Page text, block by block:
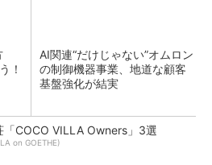
！
AI関連“だけじゃない”オムロン
の制御機器事業、地道な顧客
基盤強化が結実
「COCO VILLA Owners」3選
on GOETHE)